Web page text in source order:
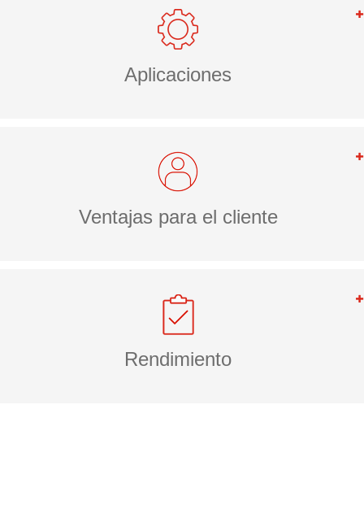
Aplicaciones
Ventajas para el cliente
Rendimiento